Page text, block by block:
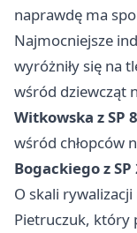
naprawdę ma
Najmocniejsze
wyróżniły się na
wśród dziewcząt
Witkowska z SP
wśród chłopców
Bogackiego z SP
O skali
Pietruczuk, który